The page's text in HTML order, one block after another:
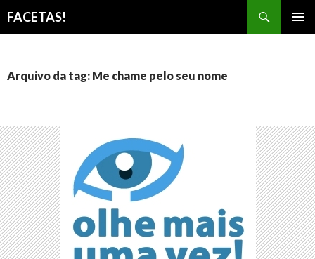
FACETAS!
CONTEÚDO
Arquivo da tag: Me chame pelo seu nome